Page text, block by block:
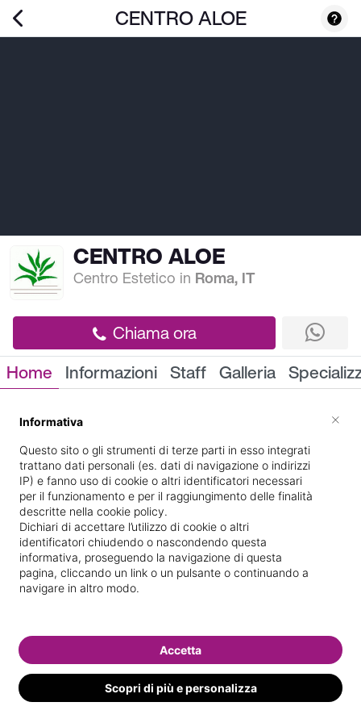
CENTRO ALOE
CENTRO ALOE
Centro Estetico in Roma, IT
Chiama ora
Home Informazioni Staff Galleria
Informazioni
VIA FABIO NUMERIO
48/50
Indicazioni stradali
Informativa
Questo sito o gli strumenti di terze parti in esso integrati
trattano dati personali (es. dati di navigazione o indirizzi
IP) e fanno uso di cookie o altri identificatori necessari
per il funzionamento e per il raggiungimento delle finalità
descritte nella cookie policy.
Dichiari di accettare l’utilizzo di cookie o altri
identificatori chiudendo o nascondendo questa
informativa, proseguendo la navigazione di questa
pagina, cliccando un link o un pulsante o continuando a
navigare in altro modo.
Scopri di più e personalizza
Accetta
×